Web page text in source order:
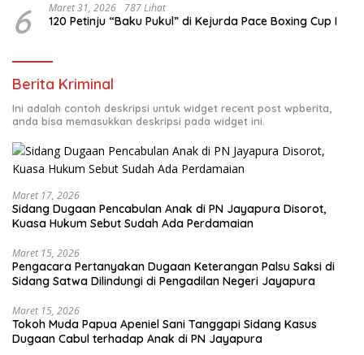
6 Maret 31, 2026 787 Lihat
120 Petinju “Baku Pukul” di Kejurda Pace Boxing Cup I
Berita Kriminal
Ini adalah contoh deskripsi untuk widget recent post wpberita,
anda bisa memasukkan deskripsi pada widget ini.
Maret 17, 2026
Sidang Dugaan Pencabulan Anak di PN Jayapura Disorot,
Kuasa Hukum Sebut Sudah Ada Perdamaian
Maret 15, 2026
Pengacara Pertanyakan Dugaan Keterangan Palsu Saksi di
Sidang Satwa Dilindungi di Pengadilan Negeri Jayapura
Maret 15, 2026
Tokoh Muda Papua Apeniel Sani Tanggapi Sidang Kasus
Dugaan Cabul terhadap Anak di PN Jayapura